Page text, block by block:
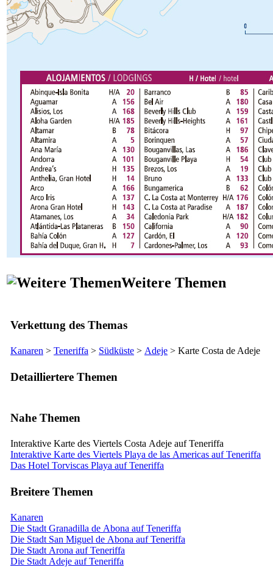
Weitere Themen
Verkettung des Themas
Kanaren > Teneriffa > Südküste > Adeje > Karte Costa de Adeje
Detailliertere Themen
Nahe Themen
Interaktive Karte des Viertels Costa Adeje auf Teneriffa
Interaktive Karte des Viertels Playa de las Americas auf Teneriffa
Das Hotel Torviscas Playa auf Teneriffa
Breitere Themen
Kanaren
Die Stadt Granadilla de Abona auf Teneriffa
Die Stadt San Miguel de Abona auf Teneriffa
Die Stadt Arona auf Teneriffa
Die Stadt Adeje auf Teneriffa